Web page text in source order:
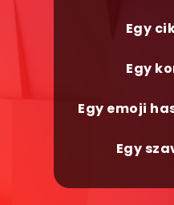
Egy
Egy
Egy emoji
Egy